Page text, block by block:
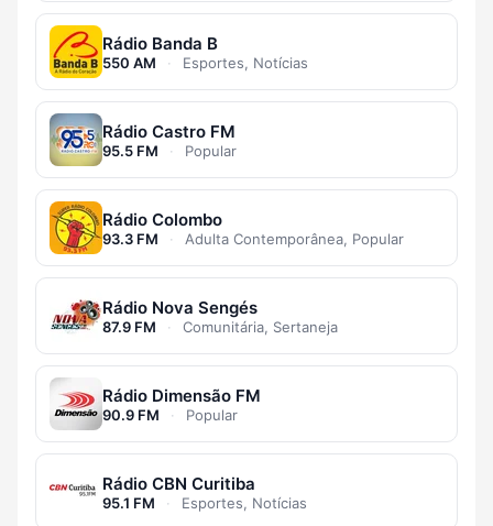
Rádio Banda B
550 AM · Esportes, Notícias
Rádio Castro FM
95.5 FM · Popular
Rádio Colombo
93.3 FM · Adulta Contemporânea, Popular
Rádio Nova Sengés
87.9 FM · Comunitária, Sertaneja
Rádio Dimensão FM
90.9 FM · Popular
Rádio CBN Curitiba
95.1 FM · Esportes, Notícias